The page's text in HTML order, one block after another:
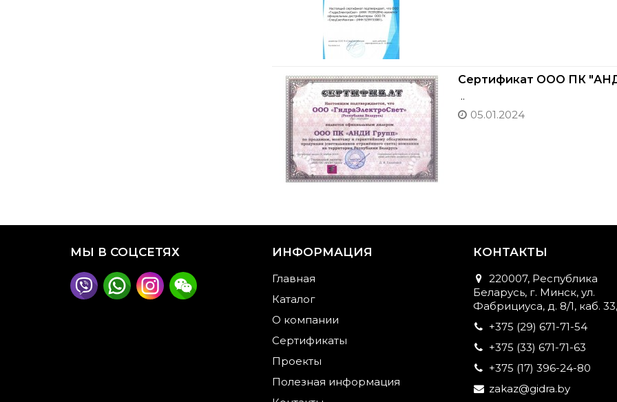
Сертификат ООО ПК
..
05.01.2024
МЫ В СОЦСЕТЯХ ИНФОРМАЦИЯ
Главная
Каталог
О компании
Сертификаты
Проекты
Полезная информация
КОНТАКТЫ
220007, Республика
Беларусь, г. Минск, ул.
Фабрициуса, д. 8/1, каб.
+375 (29) 671-71-54
+375 (33) 671-71-63
+375 (17) 396-24-80
zakaz@gidra.by